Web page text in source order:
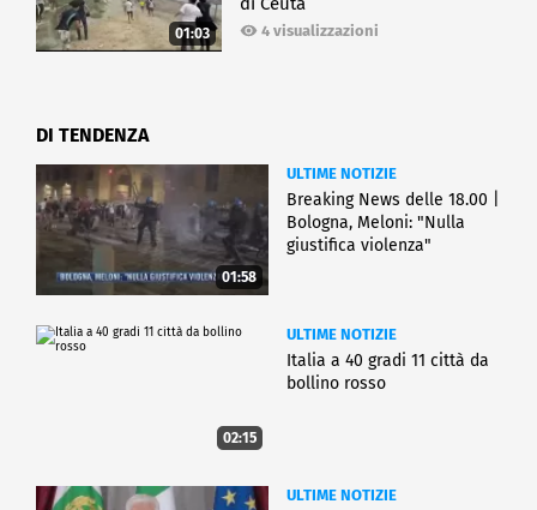
01:03 4 visualizzazioni
DI TENDENZA
01:58
ULTIME NOTIZIE
Breaking News delle 18.00 |
Bologna, Meloni: "Nulla
giustifica violenza"
02:15
ULTIME NOTIZIE
Italia a 40 gradi 11 città da
bollino rosso
ULTIME NOTIZIE